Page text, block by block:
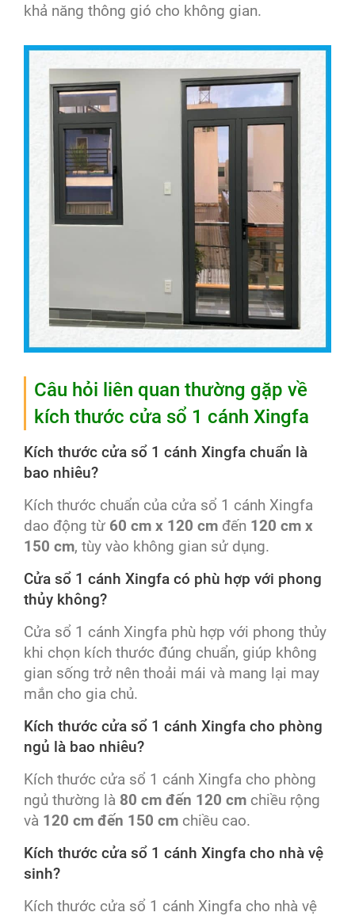
khả năng thông gió cho không gian.
Câu hỏi liên quan thường gặp về
kích thước cửa sổ 1 cánh Xingfa
Kích thước cửa sổ 1 cánh Xingfa chuẩn là
bao nhiêu?
Kích thước chuẩn của cửa sổ 1 cánh Xingfa
dao động từ 60 cm x 120 cm đến 120 cm x
150 cm, tùy vào không gian sử dụng.
Cửa sổ 1 cánh Xingfa có phù hợp với phong
thủy không?
Cửa sổ 1 cánh Xingfa phù hợp với phong thủy
khi chọn kích thước đúng chuẩn, giúp không
gian sống trở nên thoải mái và mang lại may
mắn cho gia chủ.
Kích thước cửa sổ 1 cánh Xingfa cho phòng
ngủ là bao nhiêu?
Kích thước cửa sổ 1 cánh Xingfa cho phòng
ngủ thường là 80 cm đến 120 cm chiều rộng
và 120 cm đến 150 cm chiều cao.
Kích thước cửa sổ 1 cánh Xingfa cho nhà vệ
sinh?
Kích thước cửa sổ 1 cánh Xingfa cho nhà vệ